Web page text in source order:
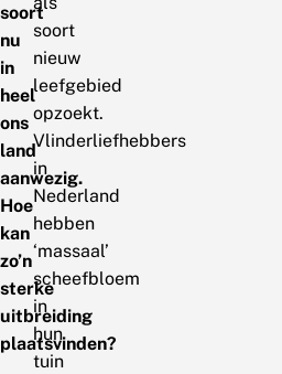
soort
nu
in
heel
ons
land
aanwezig.
Hoe
kan
zo’n
sterke
uitbreiding
plaatsvinden?
soort
nieuw
leefgebied
opzoekt.
Vlinderliefhebbers
in
Nederland
hebben
‘massaal’
scheefbloem
in
hun
tuin